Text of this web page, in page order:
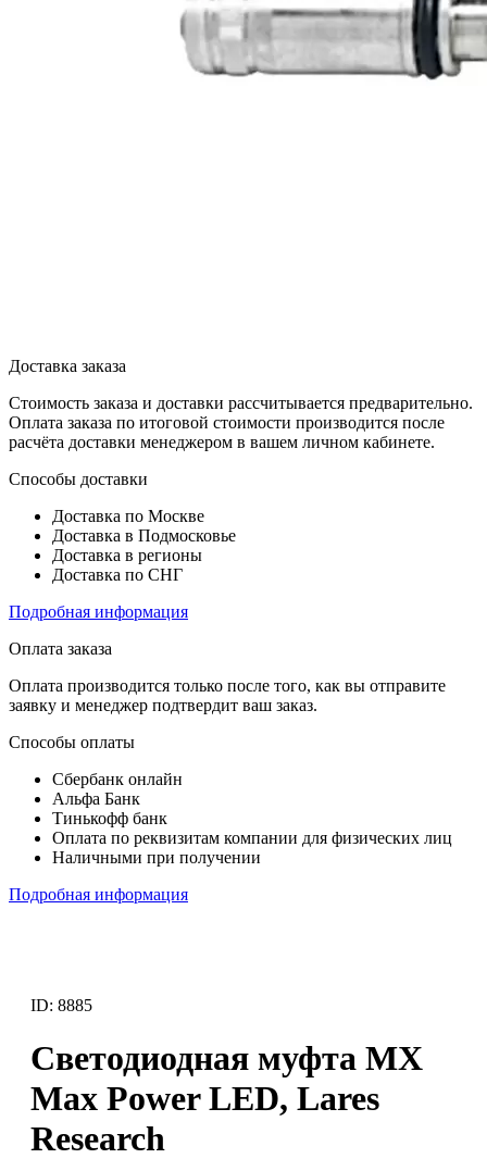
Доставка заказа
Стоимость заказа и доставки рассчитывается предварительно.
Оплата заказа по итоговой стоимости производится после
расчёта доставки менеджером в вашем личном кабинете.
Способы доставки
Доставка по Москве
Доставка в Подмосковье
Доставка в регионы
Доставка по СНГ
Подробная информация
Оплата заказа
Оплата производится только после того, как вы отправите
заявку и менеджер подтвердит ваш заказ.
Способы оплаты
Сбербанк онлайн
Альфа Банк
Тинькофф банк
Оплата по реквизитам компании для физических лиц
Наличными при получении
Подробная информация
ID: 8885
Светодиодная муфта MX
Max Power LED, Lares
Research